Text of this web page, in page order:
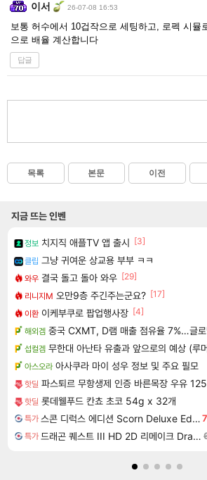
이서 26-07-08 16:53
보통 허수에서 10겁작으로 세팅하고, 로펙 시뮬
으로 배율 계산합니다
답글
목록 본문 이전
지금 뜨는 인벤
정보 치지직 애플TV 앱 출시 [3]
클립 그냥 귀여운 상교용 부부 ㅋㅋ
와우 결국 돌고 돌아 와우 [29]
리니지M 오만9층 주긴주는군요? [17]
이환 이케부쿠로 팝업행사장 [4]
해외겜 중국 CXMT, D램 매출 점유율 7%…글
섭컬겜 무한대 아난타 유출과 앞으로의 예상 (루
아스오라 아사쿠라 마이 성우 정보 및 주요 필모
핫딜 파스퇴르 무항생제 인증 바른목장 우유
핫딜 롯데웰푸드 칸쵸 초코 54g x 32개
특가 스콘 디럭스 에디션 Scorn Deluxe Edition
특가 드래곤 퀘스트 III HD 2D 리메이크 Dragon Quest III HD 2D Remake